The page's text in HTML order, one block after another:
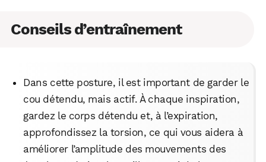
Conseils d’entraînement
Dans cette posture, il est important de garder le
cou détendu, mais actif. À chaque inspiration,
gardez le corps détendu et, à l’expiration,
approfondissez la torsion, ce qui vous aidera à
améliorer l’amplitude des mouvements des